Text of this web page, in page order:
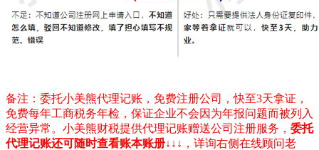
备注：委托小美熊代理记账，免费注册公司，快至3天拿证，
免费每年工商税务年检，保证企业不会因为年报问题而被列入
经营异常。小美熊财税提供代理记账赠送公司注册服务， 委托
代理记账还可随时查看账本账册↓↓↓，详询右侧在线顾问老